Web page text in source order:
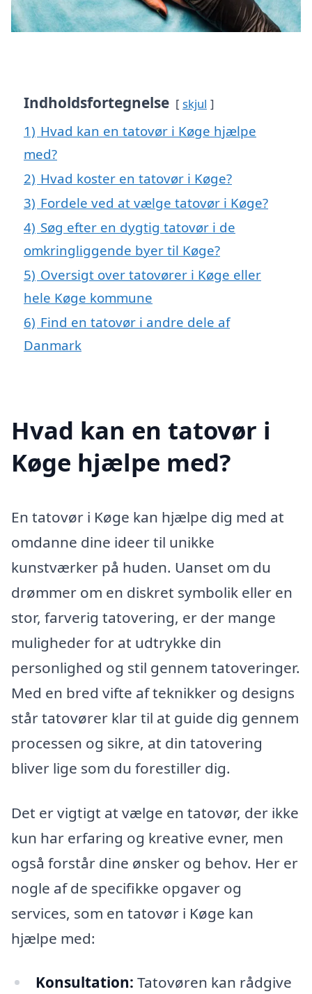
Indholdsfortegnelse skjul
1) Hvad kan en tatovør i Køge hjælpe
med?
2) Hvad koster en tatovør i Køge?
3) Fordele ved at vælge tatovør i Køge?
4) Søg efter en dygtig tatovør i de
omkringliggende byer til Køge?
5) Oversigt over tatovører i Køge eller
hele Køge kommune
6) Find en tatovør i andre dele af
Danmark
Hvad kan en tatovør i
Køge hjælpe med?
En tatovør i Køge kan hjælpe dig med at
omdanne dine ideer til unikke
kunstværker på huden. Uanset om du
drømmer om en diskret symbolik eller en
stor, farverig tatovering, er der mange
muligheder for at udtrykke din
personlighed og stil gennem tatoveringer.
Med en bred vifte af teknikker og designs
står tatovører klar til at guide dig gennem
processen og sikre, at din tatovering
bliver lige som du forestiller dig.
Det er vigtigt at vælge en tatovør, der ikke
kun har erfaring og kreative evner, men
også forstår dine ønsker og behov. Her er
nogle af de specifikke opgaver og
services, som en tatovør i Køge kan
hjælpe med:
Konsultation: Tatovøren kan rådgive